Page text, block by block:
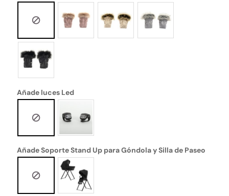
Añade luces Led
Añade Soporte Stand Up para Góndola y Silla de Paseo